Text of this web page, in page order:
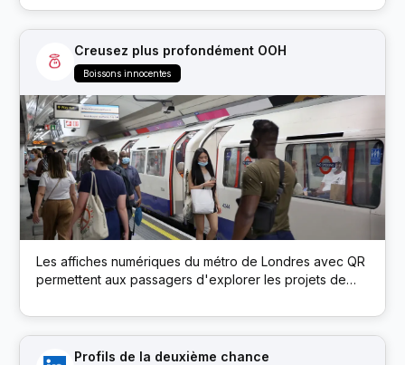
publics ; chaque boîte avait un code QR qui débloquait
des prix comme des billets de match et de la bière.
Creusez plus profondément OOH
Boissons innocentes
Les affiches numériques du métro de Londres avec QR
permettent aux passagers d'explorer les projets de
Profils de la deuxième chance